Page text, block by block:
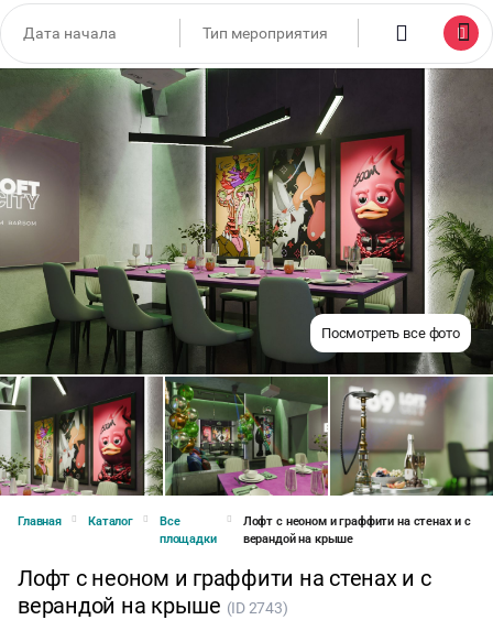
Посмотреть все фото
Главная Каталог
Все
площадки
Лофт с неоном и граффити на стенах и с
верандой на крыше
Лофт с неоном и граффити на стенах и с
верандой на крыше (ID 2743)